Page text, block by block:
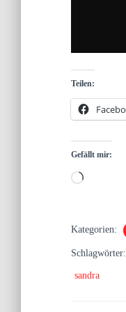
Teilen:
Gefällt mir:
Wird
Kategorien:
Schlagwörter:
sandra